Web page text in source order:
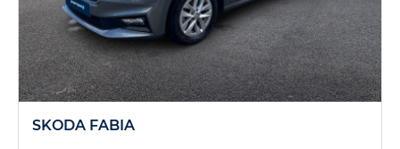
SKODA FABIA